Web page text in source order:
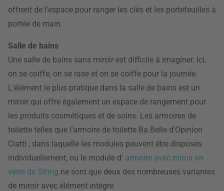
offrent de l'espace pour ranger les clés et les portefeuilles à
portée de main.
Salle de bains
Une salle de bains sans miroir est difficile à imaginer. Ici,
on se coiffe, on se rase et on se coiffe pour la journée.
L'élément le plus pratique dans la salle de bains est un
miroir qui offre également un espace de rangement pour
les produits cosmétiques et de soins. Les armoires de
toilette telles que l'armoire de toilette Ba.Belle d'Opinion
Ciatti , dans laquelle les modules peuvent être disposés
individuellement, ou le module d' armoire avec miroir en
verre de String ne sont que deux des nombreuses variantes
de miroir avec élément intégré.